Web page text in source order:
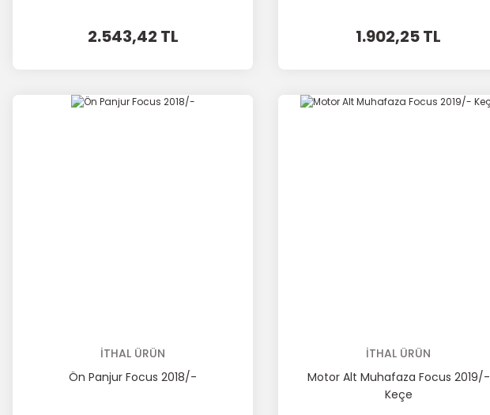
2.543,42 TL 1.902,25 TL
İTHAL ÜRÜN
Ön Panjur Focus 2018/-
İTHAL ÜRÜN
Motor Alt Muhafaza Focus 2019/-
Keçe